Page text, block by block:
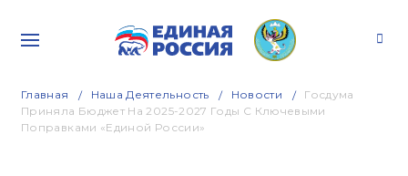
Главная Наша Деятельность Новости
Госдума
Приняла Бюджет На 2025-2027 Годы С Ключевыми
Поправками «Единой России»